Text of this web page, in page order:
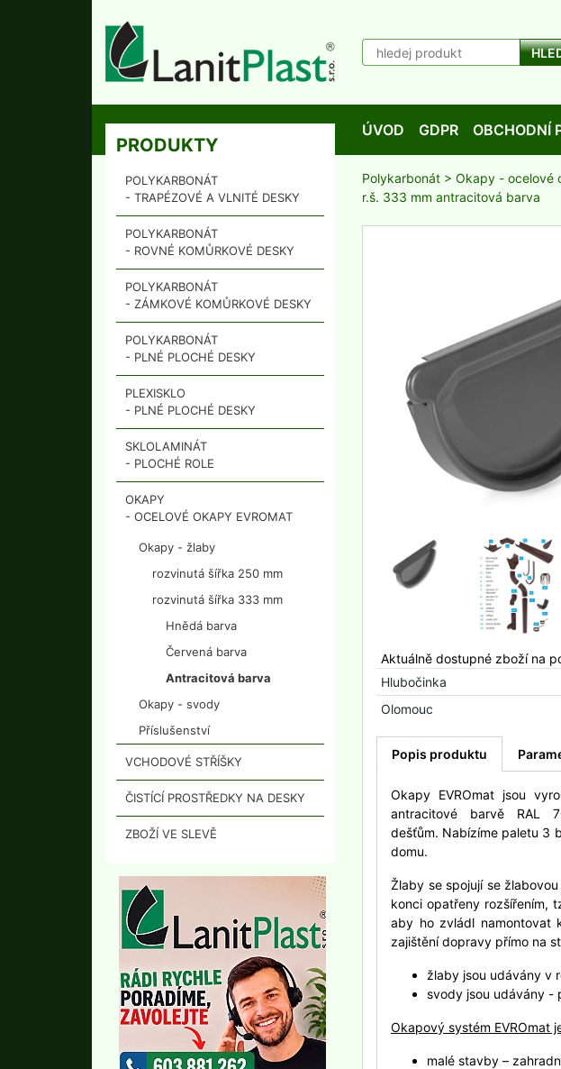
ÚVOD GDPR OBCHODNÍ
PRODUKTY
POLYKARBONÁT
- TRAPÉZOVÉ A VLNITÉ DESKY
POLYKARBONÁT
- ROVNÉ KOMŮRKOVÉ DESKY
POLYKARBONÁT
- ZÁMKOVÉ KOMŮRKOVÉ DESKY
POLYKARBONÁT
- PLNÉ PLOCHÉ DESKY
PLEXISKLO
- PLNÉ PLOCHÉ DESKY
SKLOLAMINÁT
- PLOCHÉ ROLE
OKAPY
- OCELOVÉ OKAPY EVROMAT
Okapy - žlaby
rozvinutá šířka 250 mm
rozvinutá šířka 333 mm
Hnědá barva
Červená barva
Antracitová barva
Okapy - svody
Příslušenství
VCHODOVÉ STŘÍŠKY
ČISTÍCÍ PROSTŘEDKY NA DESKY
ZBOŽÍ VE SLEVĚ
Polykarbonát > Okapy - ocelové
r.š. 333 mm antracitová barva
Aktuálně dostupné zboží na
Hlubočinka
Olomouc
Popis produktu
Okapy EVROmat jsou
antracitové barvě RAL
dešťům. Nabízíme paletu 3
domu.
Žlaby se spojují se
konci opatřeny rozšířením,
aby ho zvládl namontovat
zajištění dopravy přímo na
žlaby jsou udávány v
svody jsou udávány -
Okapový systém EVROmat
malé stavby –